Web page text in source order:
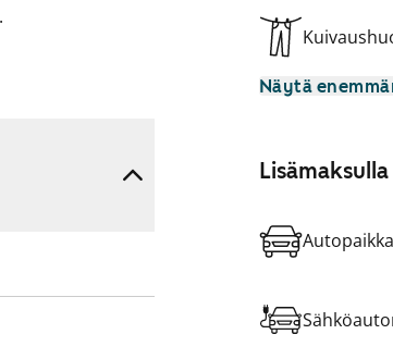
tai vaikka
Näytä
Lisämaksulla